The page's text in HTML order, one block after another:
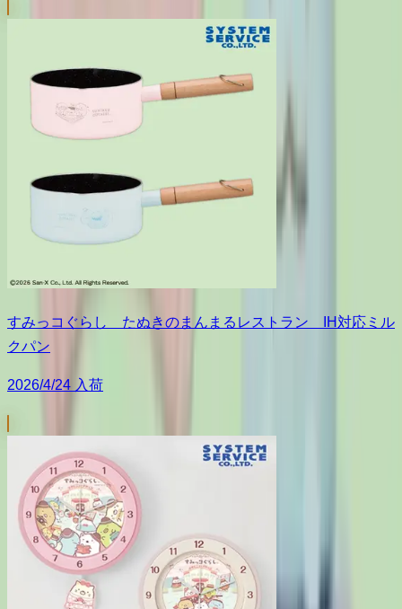
すみっコぐらし たぬきのまんまるレストラン IH対応ミル
クパン
2026/4/24 入荷